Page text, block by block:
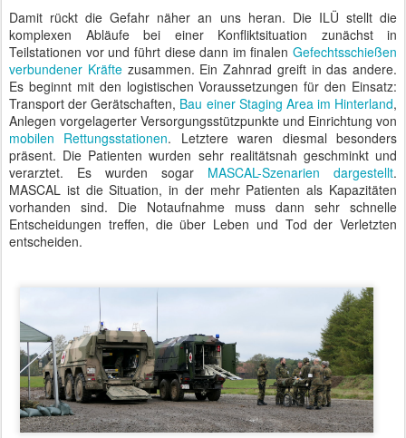
Damit rückt die Gefahr näher an uns heran. Die ILÜ stellt die
komplexen Abläufe bei einer Konfliktsituation zunächst in
Teilstationen vor und führt diese dann im finalen Gefechtsschießen
verbundener Kräftezusammen. Ein Zahnrad greift in das andere.
Es beginnt mit den logistischen Voraussetzungen für den Einsatz:
Transport der Gerätschaften, Bau einer Staging Area im Hinterland,
Anlegen vorgelagerter Versorgungsstützpunkte und Einrichtung von
mobilen Rettungsstationen. Letztere waren diesmal besonders
präsent. Die Patienten wurden sehr realitätsnah geschminkt und
verarztet. Es wurden sogar MASCAL-Szenarien dargestellt.
MASCAL ist die Situation, in der mehr Patienten als Kapazitäten
vorhanden sind. Die Notaufnahme muss dann sehr schnelle
Entscheidungen treffen, die über Leben und Tod der Verletzten
entscheiden.